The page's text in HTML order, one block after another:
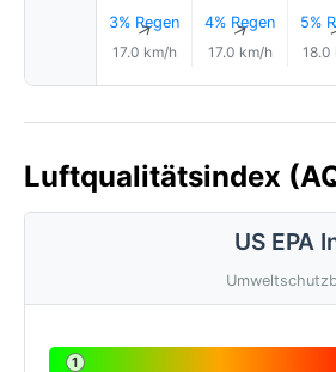
3% Regen
↑
17.0 km/h
4% Regen
↑
17.0 km/h
5%
18.0
Luftqualitätsindex
US EPA
1